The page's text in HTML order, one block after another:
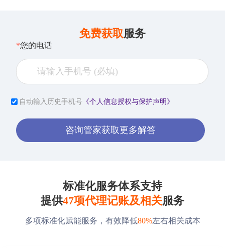
免费获取服务
*您的电话
自动输入历史手机号《个人信息授权与保护声明》
咨询管家获取更多解答
标准化服务体系支持
提供47项代理记账及相关服务
多项标准化赋能服务，有效降低80%左右相关成本